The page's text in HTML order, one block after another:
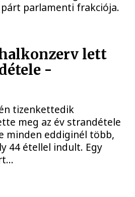
parlamenti frakciója.
lett
-
tizenkettedik
meg az év strandétele
minden eddiginél több,
44 étellel indult. Egy